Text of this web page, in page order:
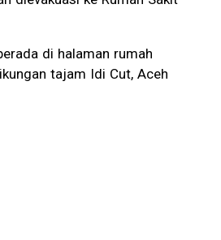
di halaman rumah
tajam Idi Cut, Aceh